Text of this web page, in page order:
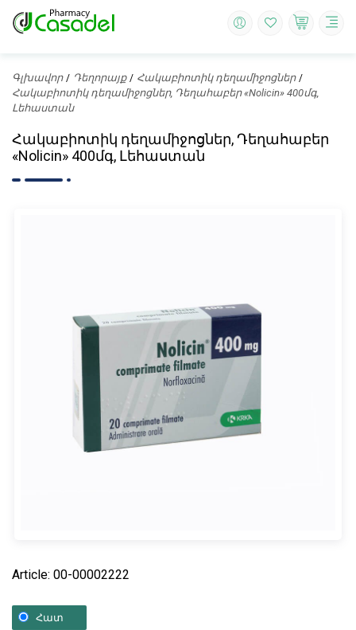
Գլխավոր Դեղորայք
Հակաբիոտիկ դեղամիջոցներ
Հակաբիոտիկ դեղամիջոցներ, Դեղահաբեր «Nolicin» 400մգ,
Լեհաստան
Հակաբիոտիկ դեղամիջոցներ, Դեղահաբեր
«Nolicin» 400մգ, Լեհաստան
Article: 00-00002222
Հատ